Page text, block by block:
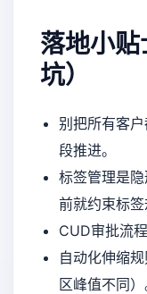
落地小
坑）
别把所有客
段推进。
标签管理是
前就约束标签
CUD审批流
自动化伸缩
区峰值不同）